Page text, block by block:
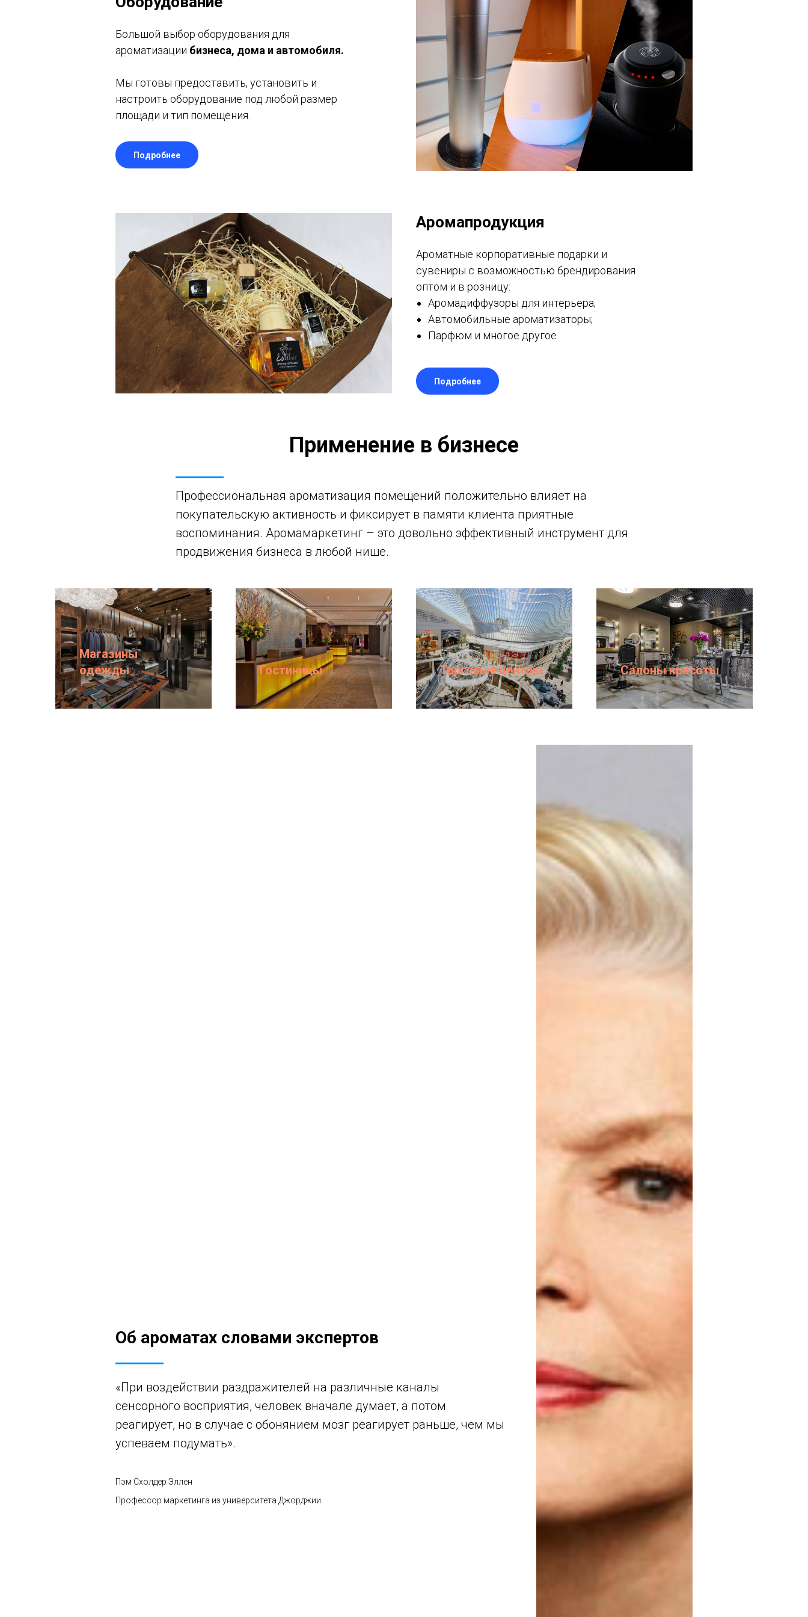
Большой выбор оборудования для
ароматизации бизнеса, дома и автомобиля.
Мы готовы предоставить, установить и
настроить оборудование под любой размер
площади и тип помещения.
Подробнее
Аромапродукция
Ароматные корпоративные подарки и
сувениры с возможностью брендирования
оптом и в розницу:
Аромадиффузоры для интерьера;
Автомобильные ароматизаторы;
Парфюм и многое другое.
Подробнее
Применение в бизнесе
Профессиональная ароматизация помещений положительно влияет на
покупательскую активность и фиксирует в памяти клиента приятные
воспоминания. Аромамаркетинг – это довольно эффективный инструмент для
продвижения бизнеса в любой нише.
Магазины
одежды
Гостиницы Торговые центры Салоны красоты
Об ароматах словами экспертов
«При воздействии раздражителей на различные каналы
сенсорного восприятия, человек вначале думает, а потом
реагирует, но в случае с обонянием мозг реагирует раньше, чем мы
успеваем подумать».
Пэм Схолдер Эллен
Профессор маркетинга из университета Джорджии